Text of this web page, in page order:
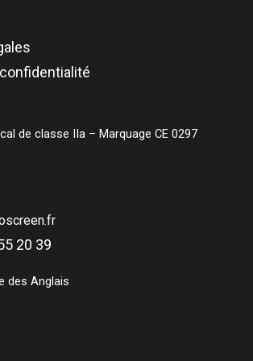
de classe IIa – Marquage CE 0297
20 39
des Anglais